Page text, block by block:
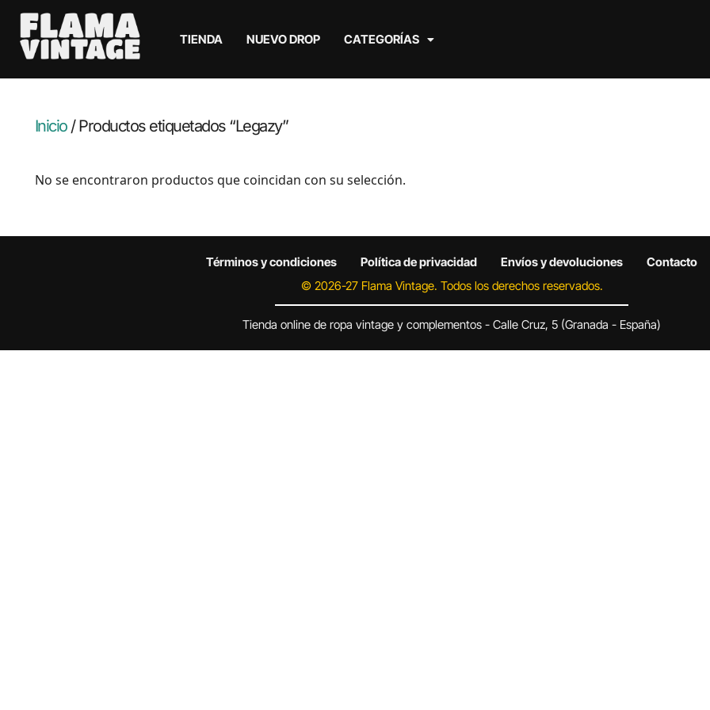
TIENDA NUEVO DROP CATEGORÍAS
Inicio/ Productos etiquetados “Legazy”
No se encontraron productos que coincidan con su selección.
Términos y condiciones Política de privacidad Envíos y devoluciones
Contacto
© 2026-27 Flama Vintage. Todos los derechos reservados.
Tienda online de ropa vintage y complementos - Calle Cruz, 5 (Granada - España)